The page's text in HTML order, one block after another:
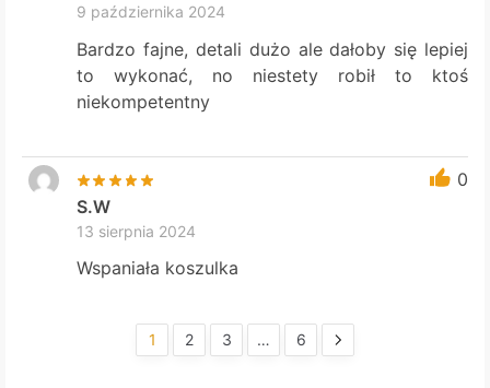
9 października 2024
Bardzo fajne, detali dużo ale dałoby się lepiej
to wykonać, no niestety robił to ktoś
niekompetentny
0
S.W
13 sierpnia 2024
Wspaniała koszulka
1 2 3 … 6